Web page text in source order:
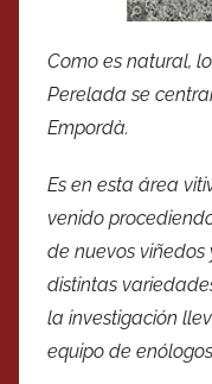
Como es natural,
Perelada se
Empordà.
Es en esta área
venido
de nuevos
distintas
la investigación
equipo de